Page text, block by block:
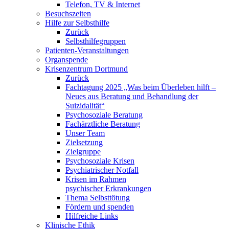
Telefon, TV & Internet
Besuchszeiten
Hilfe zur Selbsthilfe
Zurück
Selbsthilfegruppen
Patienten-Veranstaltungen
Organspende
Krisenzentrum Dortmund
Zurück
Fachtagung 2025 „Was beim Überleben hilft –
Neues aus Beratung und Behandlung der
Suizidalität“
Psychosoziale Beratung
Fachärztliche Beratung
Unser Team
Zielsetzung
Zielgruppe
Psychosoziale Krisen
Psychiatrischer Notfall
Krisen im Rahmen
psychischer Erkrankungen
Thema Selbsttötung
Fördern und spenden
Hilfreiche Links
Klinische Ethik